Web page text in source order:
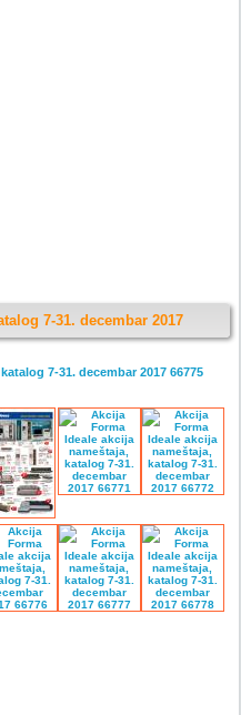
7-31. decembar 2017